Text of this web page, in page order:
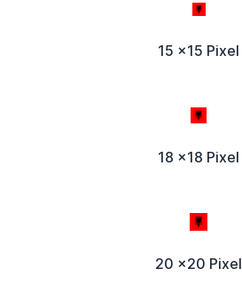
15 x15 Pixel
18 x18 Pixel
20 x20 Pixel